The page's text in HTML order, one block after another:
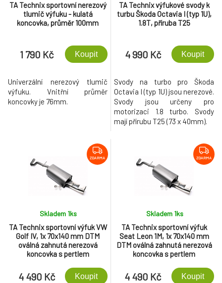
TA Technix sportovní nerezový
tlumič výfuku - kulatá
koncovka, průměr 100mm
1 790 Kč Koupit
Univerzální nerezový tlumič
výfuku. Vnitřní průměr
koncovky je 76mm.
TA Technix výfukové svody k
turbu Škoda Octavia I (typ 1U),
1.8T, příruba T25
4 990 Kč Koupit
Svody na turbo pro Škoda
Octavia I (typ 1U) jsou nerezové.
Svody jsou určeny pro
motorizaci 1.8 turbo. Svody
mají přírubu T25 (73 x 40mm).
ZDARMA
TA Technix sportovní výfuk VW
Golf IV, 1x 70x140 mm DTM
oválná zahnutá nerezová
koncovka s pertlem
Skladem 1ks
4 490 Kč Koupit
ZDARMA
TA Technix sportovní výfuk
Seat Leon 1M, 1x 70x140 mm
DTM oválná zahnutá nerezová
koncovka s pertlem
Skladem 1ks
4 490 Kč Koupit